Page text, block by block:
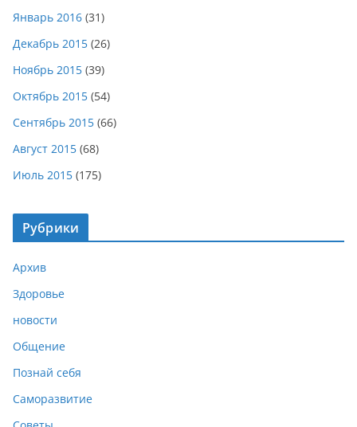
Январь 2016 (31)
Декабрь 2015 (26)
Ноябрь 2015 (39)
Октябрь 2015 (54)
Сентябрь 2015 (66)
Август 2015 (68)
Июль 2015 (175)
Рубрики
Архив
Здоровье
новости
Общение
Познай себя
Саморазвитие